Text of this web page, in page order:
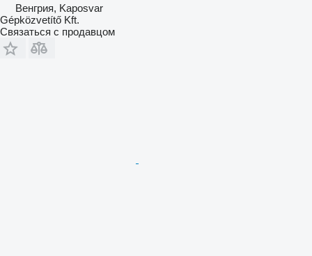
Венгрия, Kaposvar
Gépközvetítő Kft.
Связаться с продавцом